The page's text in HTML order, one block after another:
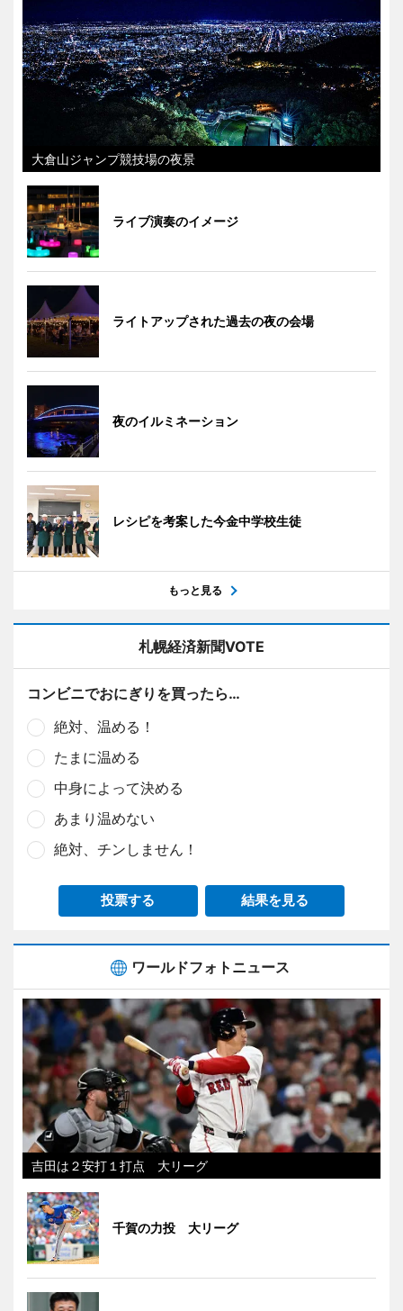
大倉山ジャンプ競技場の夜景
ライブ演奏のイメージ
ライトアップされた過去の夜の会場
夜のイルミネーション
レシピを考案した今金中学校生徒
もっと見る
札幌経済新聞VOTE
コンビニでおにぎりを買ったら…
絶対、温める！
たまに温める
中身によって決める
あまり温めない
絶対、チンしません！
投票する 結果を見る
ワールドフォトニュース
吉田は２安打１打点 大リーグ
千賀の力投 大リーグ